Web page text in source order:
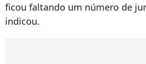
ficou faltando um número de
indicou.